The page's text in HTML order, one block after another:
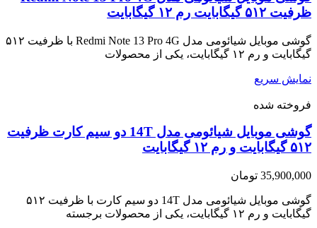
ظرفیت ۵۱۲ گیگابایت رم ۱۲ گیگابایت
گوشی موبایل شیائومی مدل Redmi Note 13 Pro 4G با ظرفیت ۵۱۲
گیگابایت و رم ۱۲ گیگابایت، یکی از محصولات
نمایش سریع
فروخته شده
گوشی موبایل شیائومی مدل 14T دو سیم کارت ظرفیت
۵۱۲ گیگابایت و رم ۱۲ گیگابایت
35,900,000 تومان
گوشی موبایل شیائومی مدل 14T دو سیم کارت با ظرفیت ۵۱۲
گیگابایت و رم ۱۲ گیگابایت، یکی از محصولات برجسته